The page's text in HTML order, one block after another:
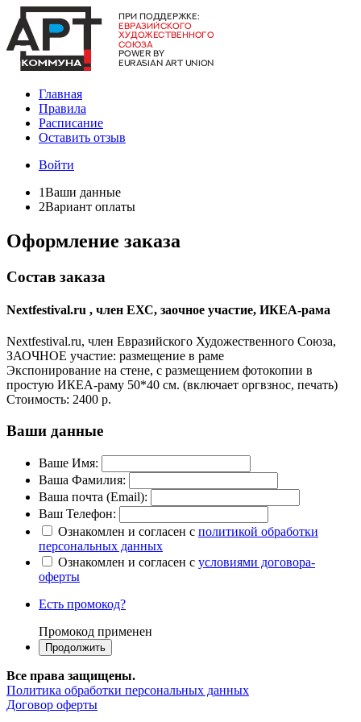
Главная
Правила
Расписание
Оставить отзыв
Войти
1Ваши данные
2Вариант оплаты
Оформление заказа
Состав заказа
Nextfestival.ru , член ЕХС, заочное участие, ИКЕА-рама
Nextfestival.ru, член Евразийского Художественного Союза,
ЗАОЧНОЕ участие: размещение в раме
Экспонирование на стене, с размещением фотокопии в
простую ИКЕА-раму 50*40 см. (включает оргвзнос, печать)
Стоимость: 2400 р.
Ваши данные
Ваше Имя:
Ваша Фамилия:
Ваша почта (Email):
Ваш Телефон:
Ознакомлен и согласен с политикой обработки
персональных данных
Ознакомлен и согласен с условиями договора-
оферты
Есть промокод?
Промокод применен
Все права защищены.
Политика обработки персональных данных
Договор оферты